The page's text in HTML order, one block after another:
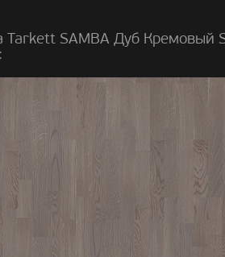
Tarkett SAMBA Дуб Кремовый